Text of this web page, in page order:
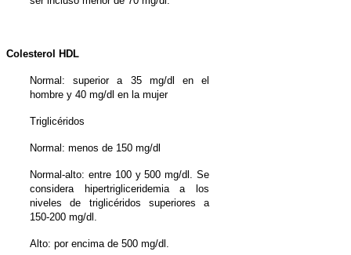
Colesterol HDL
Normal: superior a 35 mg/dl en el
hombre y 40 mg/dl en la mujer
Triglicéridos
Normal: menos de 150 mg/dl
Normal-alto: entre 100 y 500 mg/dl. Se
considera hipertrigliceridemia a los
niveles de triglicéridos superiores a
150-200 mg/dl.
Alto: por encima de 500 mg/dl.